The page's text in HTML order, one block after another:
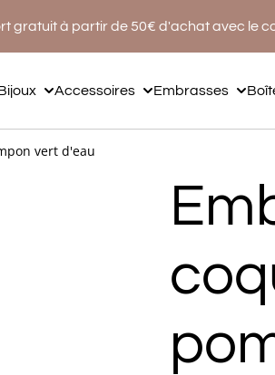
gratuit à partir de 50€ d'achat avec le
Accessoires Embrasses
vert d'eau